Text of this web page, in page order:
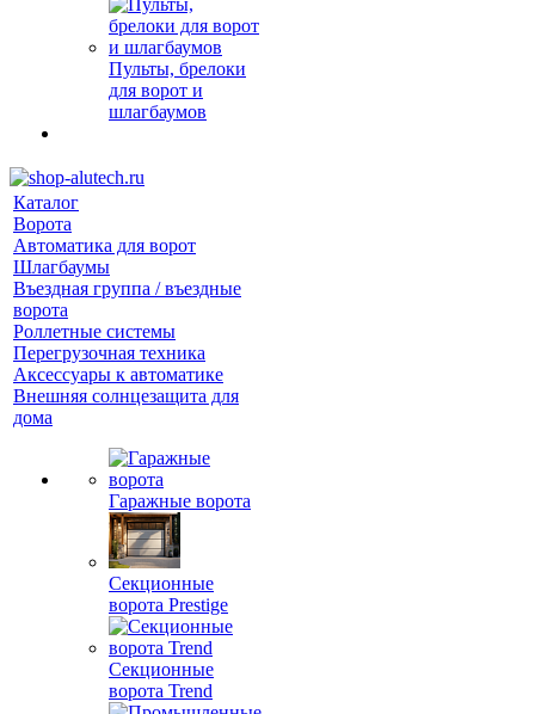
Пульты, брелоки
для ворот и
шлагбаумов
Каталог
Ворота
Автоматика для ворот
Шлагбаумы
Въездная группа / въездные
ворота
Роллетные системы
Перегрузочная техника
Аксессуары к автоматике
Внешняя солнцезащита для
дома
Гаражные ворота
Секционные
ворота Prestige
Секционные
ворота Trend